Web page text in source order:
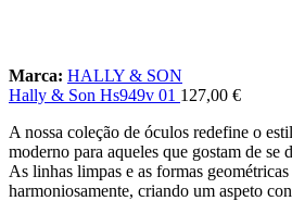
Marca: HALLY & SON
Hally & Son Hs949v 01 127,00 €
A nossa coleção de óculos redefine o
moderno para aqueles que gostam de se
As linhas limpas e as formas
harmoniosamente, criando um aspeto